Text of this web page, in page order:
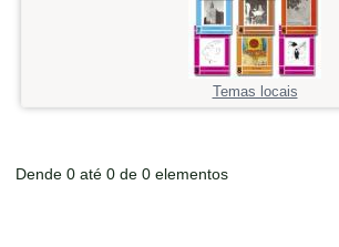
Temas locais
Dende 0 até 0 de 0 elementos